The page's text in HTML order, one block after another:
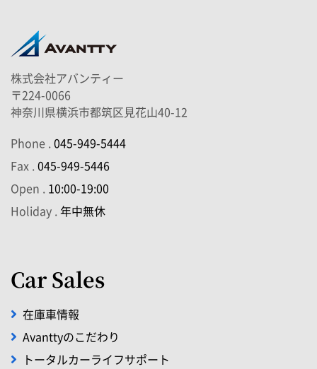
株式会社アバンティー
〒224-0066
神奈川県横浜市都筑区見花山40-12
Phone .045-949-5444
Fax .045-949-5446
Open . 10:00-19:00
Holiday .年中無休
Car Sales
在庫車情報
Avanttyのこだわり
トータルカーライフサポート